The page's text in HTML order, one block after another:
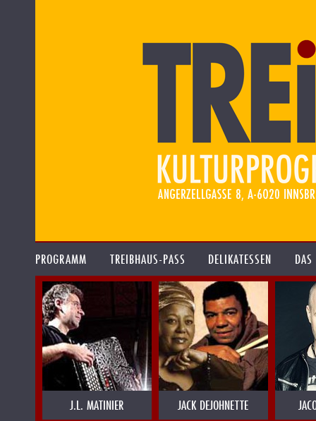
PROGRAMM TREIBHAUS-PASS DELIKATESSEN
J.L. MATINIER JACK DEJOHNETTE